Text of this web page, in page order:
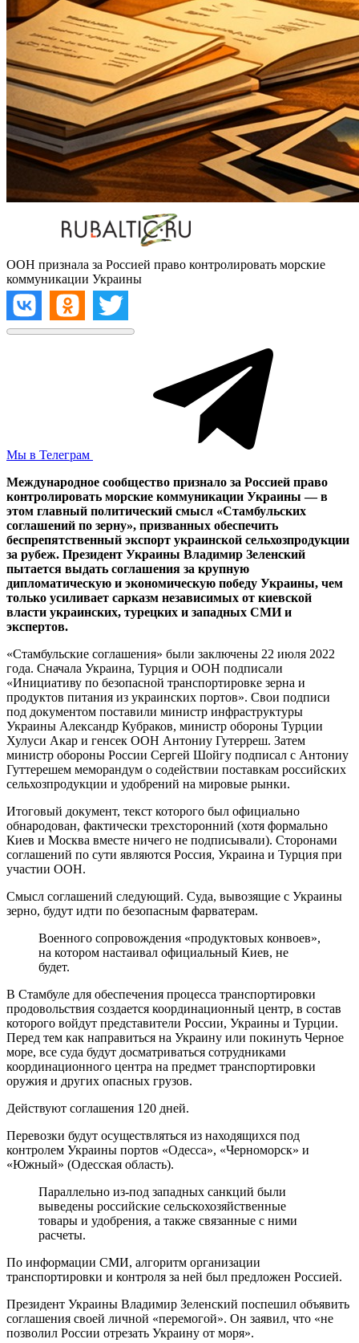
ООН признала за Россией право контролировать морские
коммуникации Украины
Мы в Телеграм
Международное сообщество признало за Россией право
контролировать морские коммуникации Украины — в
этом главный политический смысл «Стамбульских
соглашений по зерну», призванных обеспечить
беспрепятственный экспорт украинской сельхозпродукции
за рубеж. Президент Украины Владимир Зеленский
пытается выдать соглашения за крупную
дипломатическую и экономическую победу Украины, чем
только усиливает сарказм независимых от киевской
власти украинских, турецких и западных СМИ и
экспертов.
«Стамбульские соглашения» были заключены 22 июля 2022
года. Сначала Украина, Турция и ООН подписали
«Инициативу по безопасной транспортировке зерна и
продуктов питания из украинских портов». Свои подписи
под документом поставили министр инфраструктуры
Украины Александр Кубраков, министр обороны Турции
Хулуси Акар и генсек ООН Антониу Гутерреш. Затем
министр обороны России Сергей Шойгу подписал с Антониу
Гуттерешем меморандум о содействии поставкам российских
сельхозпродукции и удобрений на мировые рынки.
Итоговый документ, текст которого был официально
обнародован, фактически трехсторонний (хотя формально
Киев и Москва вместе ничего не подписывали). Сторонами
соглашений по сути являются Россия, Украина и Турция при
участии ООН.
Смысл соглашений следующий. Суда, вывозящие с Украины
зерно, будут идти по безопасным фарватерам.
Военного сопровождения «продуктовых конвоев»,
на котором настаивал официальный Киев, не
будет.
В Стамбуле для обеспечения процесса транспортировки
продовольствия создается координационный центр, в состав
которого войдут представители России, Украины и Турции.
Перед тем как направиться на Украину или покинуть Черное
море, все суда будут досматриваться сотрудниками
координационного центра на предмет транспортировки
оружия и других опасных грузов.
Действуют соглашения 120 дней.
Перевозки будут осуществляться из находящихся под
контролем Украины портов «Одесса», «Черноморск» и
«Южный» (Одесская область).
Параллельно из-под западных санкций были
выведены российские сельскохозяйственные
товары и удобрения, а также связанные с ними
расчеты.
По информации СМИ, алгоритм организации
транспортировки и контроля за ней был предложен Россией.
Президент Украины Владимир Зеленский поспешил объявить
соглашения своей личной «перемогой». Он заявил, что «не
позволил России отрезать Украину от моря».